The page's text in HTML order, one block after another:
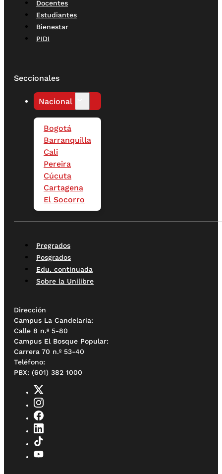
Docentes
Estudiantes
Bienestar
PIDI
Seccionales
Nacional
Bogotá
Barranquilla
Cali
Pereira
Cúcuta
Cartagena
El Socorro
Pregrados
Posgrados
Edu. continuada
Sobre la Unilibre
Dirección
Campus La Candelaria:
Calle 8 n.º 5-80
Campus El Bosque Popular:
Carrera 70 n.º 53-40
Teléfono:
PBX: (601) 382 1000